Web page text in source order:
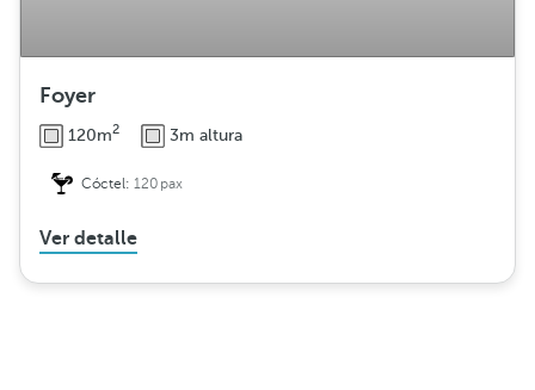
Foyer
120m2 3m altura
Cóctel:120pax
Ver detalle